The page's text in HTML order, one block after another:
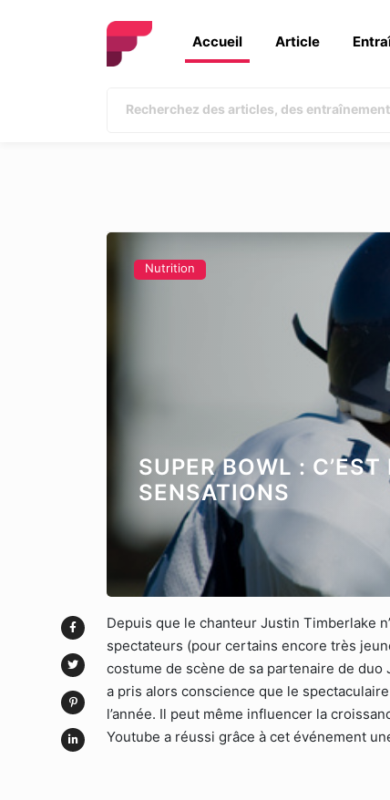
Accueil Article
Nutrition
SUPER BOWL :
SENSATIONS
Depuis que le chanteur Justin Timberlake
spectateurs (pour certains encore très
costume de scène de sa partenaire de
a pris alors conscience que le
l’année. Il peut même influencer la
Youtube a réussi grâce à cet événement